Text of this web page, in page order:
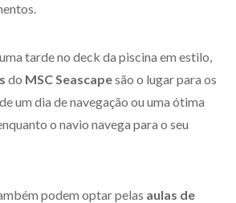
tarde no deck da piscina em estilo,
do MSC Seascapesão o lugar para os
um dia de navegação ou uma ótima
o navio navega para o seu
podem optar pelas aulas de